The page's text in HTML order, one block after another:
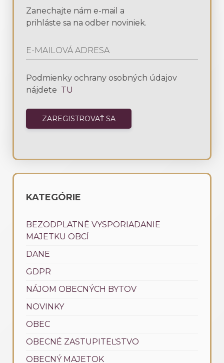
Zanechajte nám e-mail a
prihláste sa na odber noviniek.
Podmienky ochrany osobných údajov
nájdete TU
KATEGÓRIE
BEZODPLATNÉ VYSPORIADANIE
MAJETKU OBCÍ
DANE
GDPR
NÁJOM OBECNÝCH BYTOV
NOVINKY
OBEC
OBECNÉ ZASTUPITEĽSTVO
OBECNÝ MAJETOK